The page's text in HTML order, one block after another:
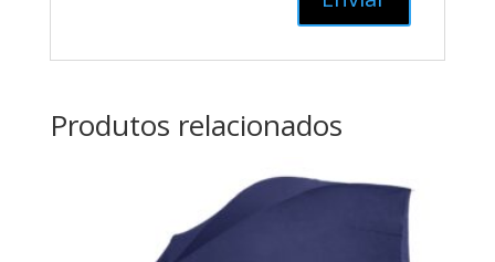
Produtos relacionados